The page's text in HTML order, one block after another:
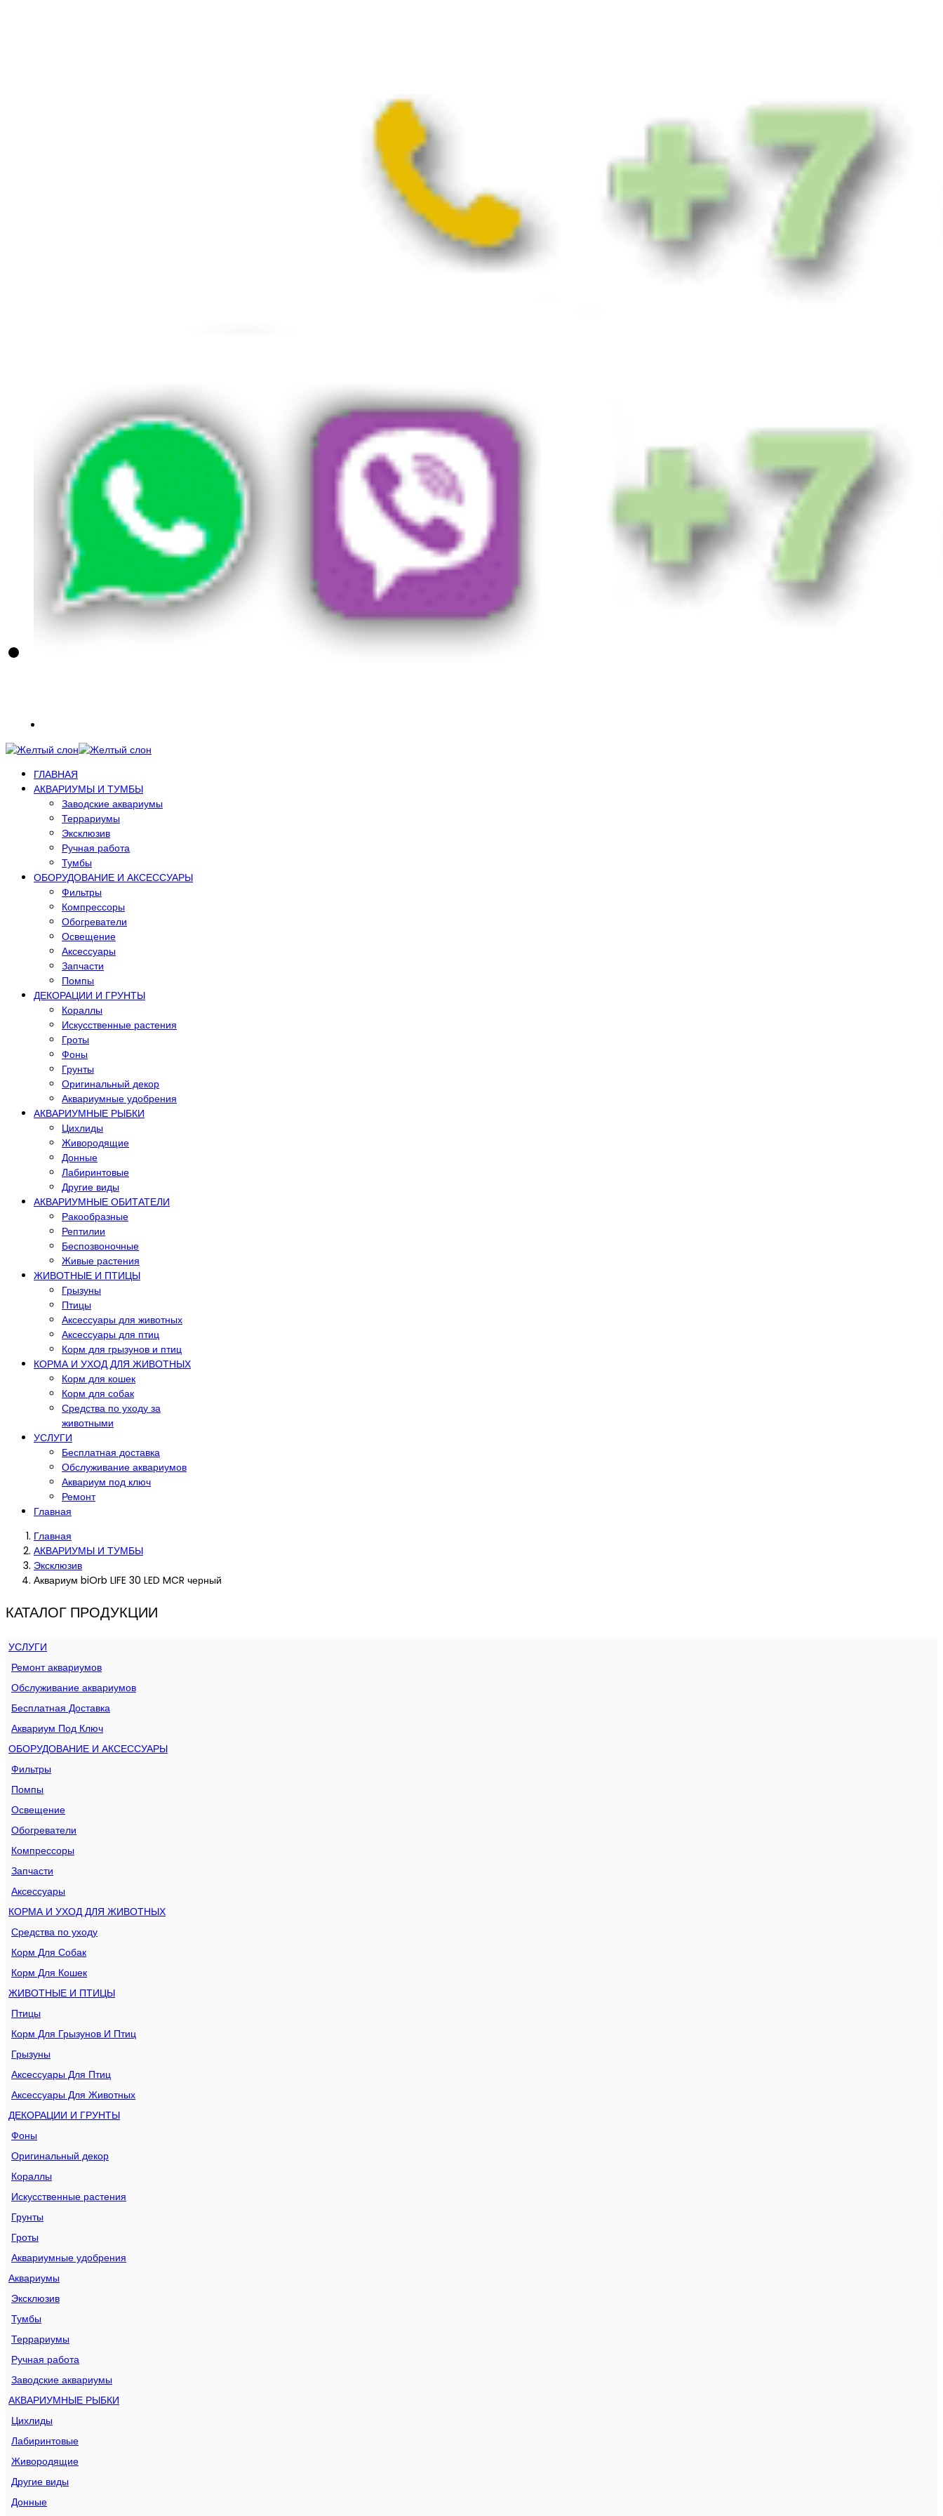
ГЛАВНАЯ
АКВАРИУМЫ И ТУМБЫ
Заводские аквариумы
Террариумы
Эксклюзив
Ручная работа
Тумбы
ОБОРУДОВАНИЕ И АКСЕССУАРЫ
Фильтры
Компрессоры
Обогреватели
Освещение
Аксессуары
Запчасти
Помпы
ДЕКОРАЦИИ И ГРУНТЫ
Кораллы
Искусственные растения
Гроты
Фоны
Грунты
Оригинальный декор
Аквариумные удобрения
АКВАРИУМНЫЕ РЫБКИ
Цихлиды
Живородящие
Донные
Лабиринтовые
Другие виды
АКВАРИУМНЫЕ ОБИТАТЕЛИ
Ракообразные
Рептилии
Беспозвоночные
Живые растения
ЖИВОТНЫЕ И ПТИЦЫ
Грызуны
Птицы
Аксессуары для животных
Аксессуары для птиц
Корм для грызунов и птиц
КОРМА И УХОД ДЛЯ ЖИВОТНЫХ
Корм для кошек
Корм для собак
Средства по уходу за
животными
УСЛУГИ
Бесплатная доставка
Обслуживание аквариумов
Аквариум под ключ
Ремонт
Главная
Главная
АКВАРИУМЫ И ТУМБЫ
Эксклюзив
Аквариум biOrb LIFE 30 LED MCR черный
КАТАЛОГ ПРОДУКЦИИ
УСЛУГИ
Ремонт аквариумов
Обслуживание аквариумов
Бесплатная Доставка
Аквариум Под Ключ
ОБОРУДОВАНИЕ И АКСЕССУАРЫ
Фильтры
Помпы
Освещение
Обогреватели
Компрессоры
Запчасти
Аксессуары
КОРМА И УХОД ДЛЯ ЖИВОТНЫХ
Средства по уходу
Корм Для Собак
Корм Для Кошек
ЖИВОТНЫЕ И ПТИЦЫ
Птицы
Корм Для Грызунов И Птиц
Грызуны
Аксессуары Для Птиц
Аксессуары Для Животных
ДЕКОРАЦИИ И ГРУНТЫ
Фоны
Оригинальный декор
Кораллы
Искусственные растения
Грунты
Гроты
Аквариумные удобрения
Аквариумы
Эксклюзив
Тумбы
Террариумы
Ручная работа
Заводские аквариумы
АКВАРИУМНЫЕ РЫБКИ
Цихлиды
Лабиринтовые
Живородящие
Другие виды
Донные